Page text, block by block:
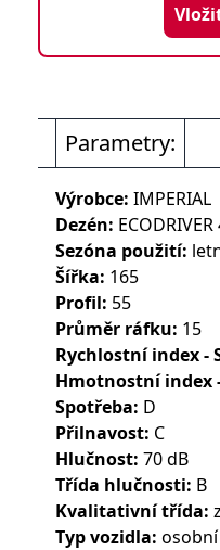
Parametry:
Výrobce: IMPERIAL
Dezén: ECODRIVER
Sezóna použití:
Šířka: 165
Profil: 55
Průměr ráfku: 15
Rychlostní index -
Hmotnostní index
Spotřeba: D
Přilnavost: C
Hlučnost: 70 dB
Třída hlučnosti: B
Kvalitativní třída:
Typ vozidla: osobní